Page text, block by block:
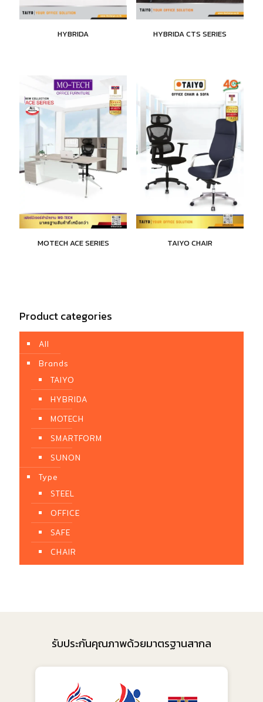
HYBRIDA HYBRIDA CTS SERIES
MOTECH ACE SERIES TAIYO CHAIR
Product categories
All
Brands
TAIYO
HYBRIDA
MOTECH
SMARTFORM
SUNON
Type
STEEL
OFFICE
SAFE
CHAIR
รับประกันคุณภาพด้วยมาตรฐานสากล